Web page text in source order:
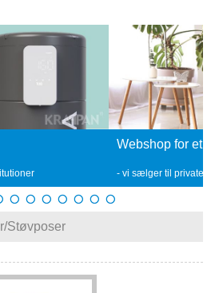
Webshop for et bedre
- vi sælger til private, virksomheder
Støvposer